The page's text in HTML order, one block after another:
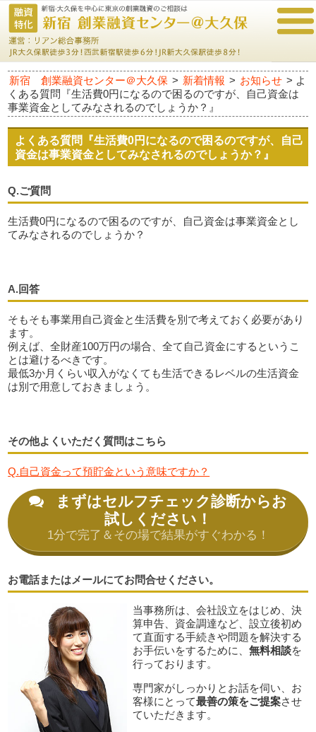
新宿 創業融資センター＠大久保 > 新着情報 > お知らせ > よ
くある質問『生活費0円になるので困るのですが、自己資金は
事業資金としてみなされるのでしょうか？』
よくある質問『生活費0円になるので困るのですが、自己
資金は事業資金としてみなされるのでしょうか？』
Q.ご質問
生活費0円になるので困るのですが、自己資金は事業資金とし
てみなされるのでしょうか？
A.回答
そもそも事業用自己資金と生活費を別で考えておく必要があり
ます。
例えば、全財産100万円の場合、全て自己資金にするというこ
とは避けるべきです。
最低3か月くらい収入がなくても生活できるレベルの生活資金
は別で用意しておきましょう。
その他よくいただく質問はこちら
Q.自己資金って預貯金という意味ですか？
まずはセルフチェック診断からお
試しください！
1分で完了＆その場で結果がすぐわかる！
お電話またはメールにてお問合せください。
当事務所は、会社設立をはじめ、決
算申告、資金調達など、設立後初め
て直面する手続きや問題を解決する
お手伝いをするために、 無料相談を
行っております。
専門家がしっかりとお話を伺い、お
客様にとって最善の策をご提案させ
ていただきます。